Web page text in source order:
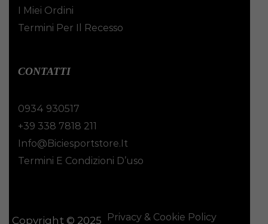
I Miei Ordini
Termini Per Il Recesso
CONTATTI
0934 930517
+39 338 7818 211
Info@biciesportstore.it
Termini E Condizioni D’uso
Copyright © 2025 Privacy & Cookie Policy